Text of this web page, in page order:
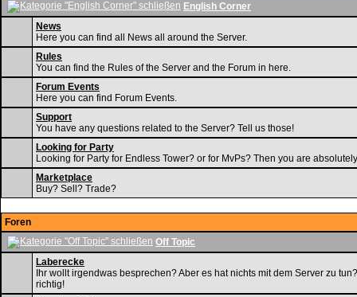
English Corner
News
Here you can find all News all around the Server.
Rules
You can find the Rules of the Server and the Forum in here.
Forum Events
Here you can find Forum Events.
Support
You have any questions related to the Server? Tell us those!
Looking for Party
Looking for Party for Endless Tower? or for MvPs? Then you are
Marketplace
Buy? Sell? Trade?
Foren
Off Topic
Laberecke
Ihr wollt irgendwas besprechen? Aber es hat nichts mit dem Server zu
richtig!